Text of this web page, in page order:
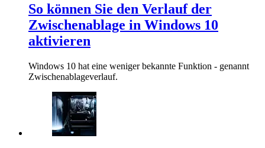
So können Sie den Verlauf der
Zwischenablage in Windows 10
aktivieren
Windows 10 hat eine weniger bekannte Funktion - genannt
Zwischenablageverlauf.